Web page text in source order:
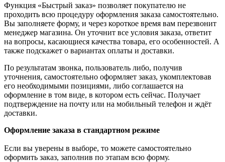
Функция «Быстрый заказ» позволяет покупателю не
проходить всю процедуру оформления заказа самостоятельно.
Вы заполняете форму, и через короткое время вам перезвонит
менеджер магазина. Он уточнит все условия заказа, ответит
на вопросы, касающиеся качества товара, его особенностей. А
также подскажет о вариантах оплаты и доставки.
По результатам звонка, пользователь либо, получив
уточнения, самостоятельно оформляет заказ, укомплектовав
его необходимыми позициями, либо соглашается на
оформление в том виде, в котором есть сейчас. Получает
подтверждение на почту или на мобильный телефон и ждёт
доставки.
Оформление заказа в стандартном режиме
Если вы уверены в выборе, то можете самостоятельно
оформить заказ, заполнив по этапам всю форму.